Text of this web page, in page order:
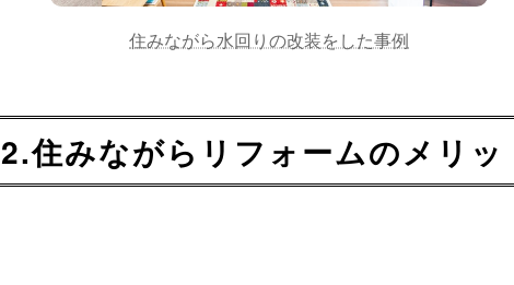
住みながら水回りの改装をした事例
2.住みながらリフォームのメリッ